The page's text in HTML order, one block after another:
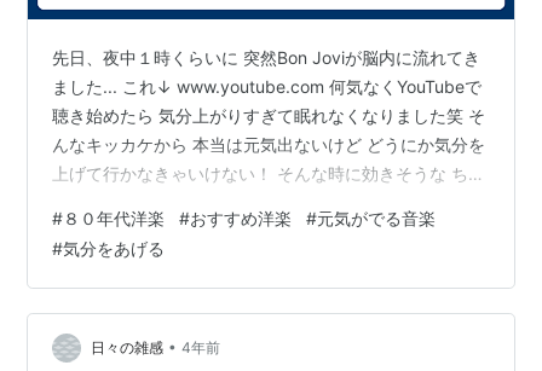
先日、夜中１時くらいに 突然Bon Joviが脳内に流れてき
ました... これ↓ www.youtube.com 何気なくYouTubeで
聴き始めたら 気分上がりすぎて眠れなくなりました笑 そ
んなキッカケから 本当は元気出ないけど どうにか気分を
上げて行かなきゃいけない！ そんな時に効きそうな ちょ
すい有名曲を集めました。 趣味嗜好に偏りがあります
が、 もしよろしければ 暫しお付き合いいただければ幸い
です。 まずは冒頭でお話しした Bon Jovi Livin' On A
Prayer 初めてMVを見たのが中学生頃でしたが、 ボーカ
ルのジョン…
#８０年代洋楽 #おすすめ洋楽 #元気がでる音楽
#気分をあげる
日々の雑感 • 4年前